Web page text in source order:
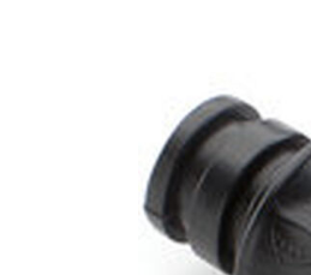
KASUTATUD TEHNIKA
KASUTAJA KÄSIRAAMAT